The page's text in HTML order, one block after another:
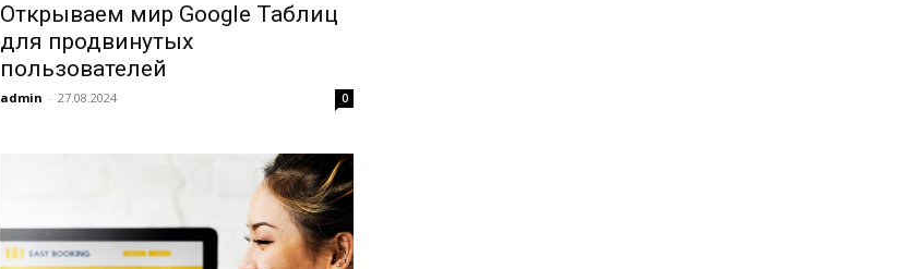
Открываем мир Google Таблиц
для продвинутых
пользователей
admin - 27.08.2024 0